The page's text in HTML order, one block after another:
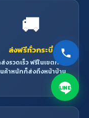
🚚
ส่งฟรีทั่วกระบี่
งรวดเร็ว ฟรีในเขตกระบี่
ค้าหนักก็ส่งถึงหน้าบ้าน
LINE